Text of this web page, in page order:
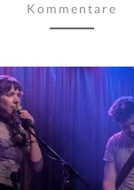
Kommentare